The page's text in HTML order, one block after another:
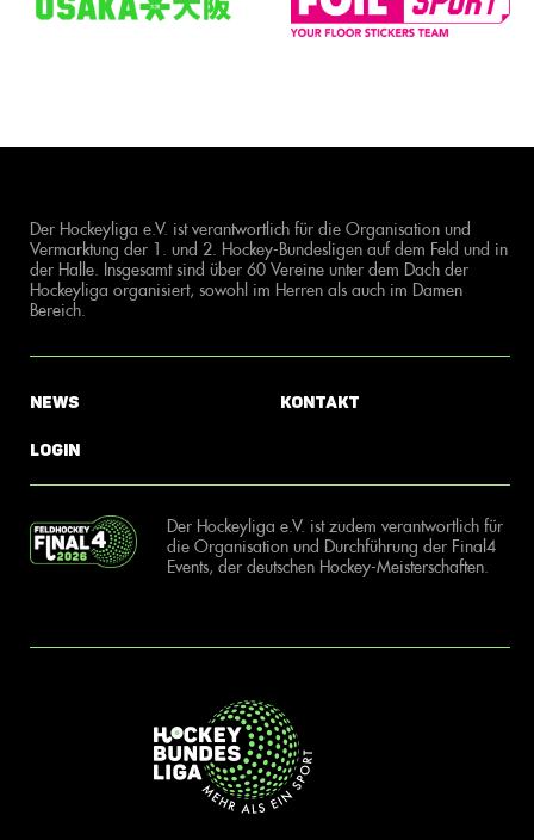
Der Hockeyliga e.V. ist verantwortlich für die Organisation und
Vermarktung der 1. und 2. Hockey-Bundesligen auf dem Feld und in
der Halle. Insgesamt sind über 60 Vereine unter dem Dach der
Hockeyliga organisiert, sowohl im Herren als auch im Damen
Bereich.
News
Login
Kontakt
Der Hockeyliga e.V. ist zudem verantwortlich für
die Organisation und Durchführung der Final4
Events, der deutschen Hockey-Meisterschaften.